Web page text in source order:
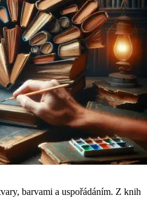
barvami a uspořádáním. Z knih